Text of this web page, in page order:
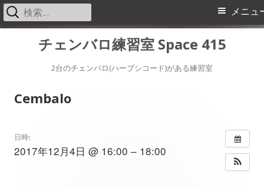
チェンバロ練習室 Space 415
2台のチェンバロ(ハープシコード)がある練習室
メ
メニュ
検
索:
Cembalo
日時:
2017年12月4日 @ 16:00 – 18:00